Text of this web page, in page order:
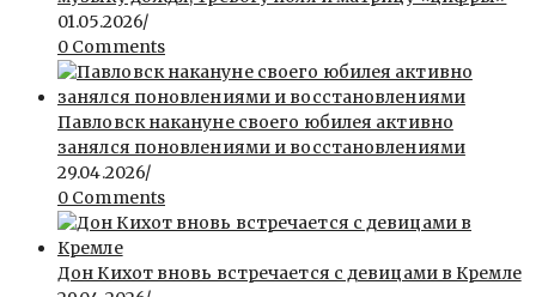
01.05.2026/
0 Comments
Павловск накануне своего юбилея активно
занялся поновлениями и восстановлениями
29.04.2026/
0 Comments
Дон Кихот вновь встречается с девицами в Кремле